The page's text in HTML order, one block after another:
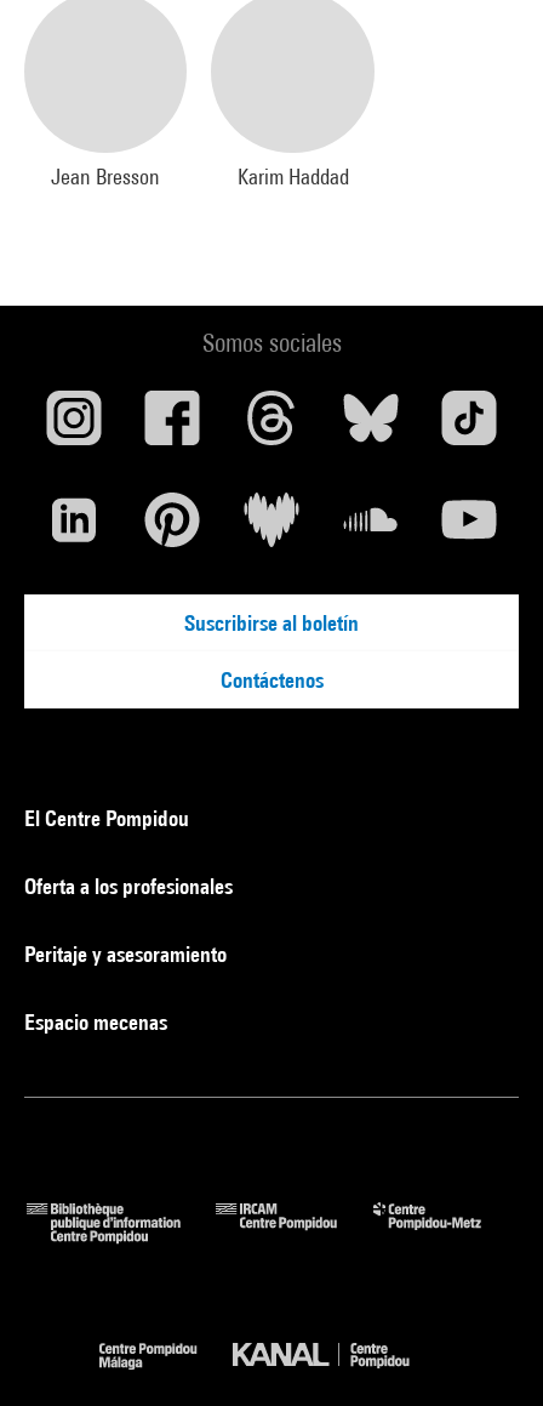
Jean Bresson Karim Haddad
Somos sociales
Suscribirse al boletín
Contáctenos
El Centre Pompidou
Oferta a los profesionales
Peritaje y asesoramiento
Espacio mecenas